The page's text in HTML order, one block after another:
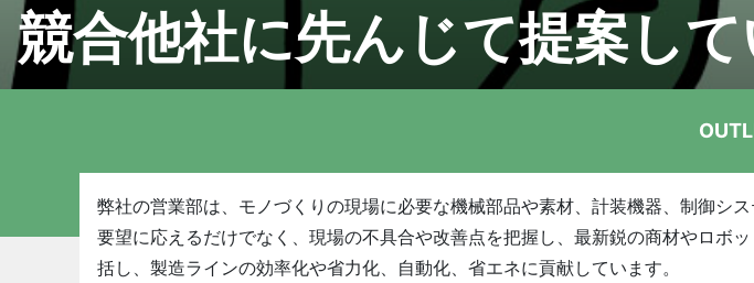
競合他社に先んじて提案して
弊社の営業部は、モノづくりの現場に必要な機械部品や素材、計装機器、制御シ
要望に応えるだけでなく、現場の不具合や改善点を把握し、最新鋭の商材やロボ
括し、製造ラインの効率化や省力化、自動化、省エネに貢献しています。